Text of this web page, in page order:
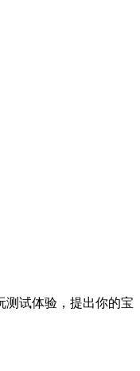
测试体验，提出你的宝